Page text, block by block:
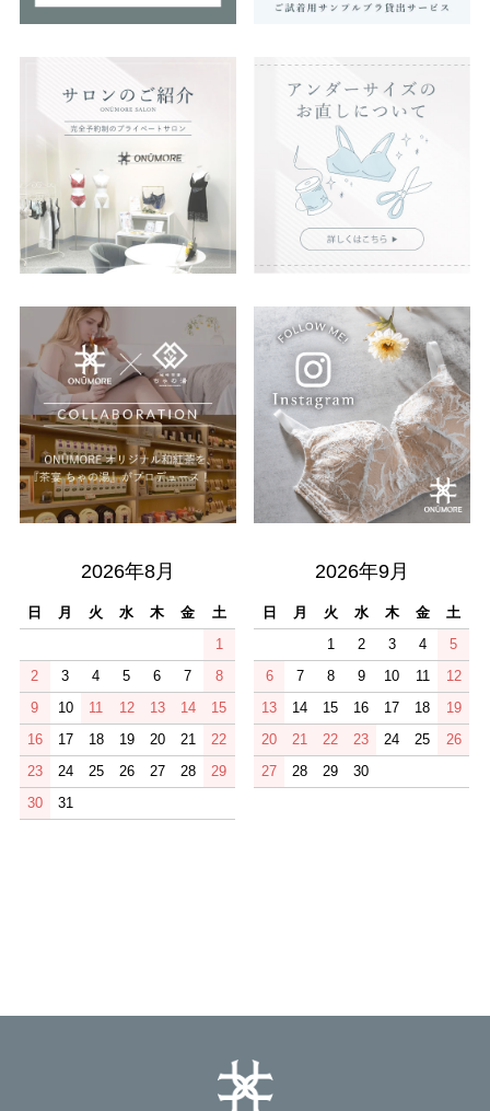
2026年8月
日 月 火 水 木 金
土
1
2
3 4 5 6 7
8
9
10 11 12 13 14
15
16
17 18 19 20 21
22
23
24 25 26 27 28
29
30
31
2026年9月
日 月 火 水 木 金
土
1
2 3 4
5
6
7 8 9 10 11
12
13
14 15 16 17 18
19
20
21 22 23 24 25
26
27
28 29 30